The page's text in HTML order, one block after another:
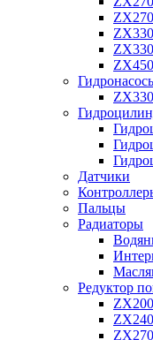
Датчики
Пальцы
Радиаторы
Редуктор